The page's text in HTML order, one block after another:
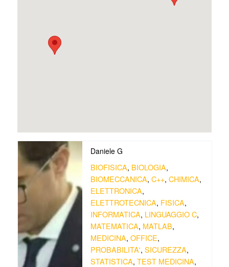
Daniele G
BIOFISICA, BIOLOGIA,
BIOMECCANICA, C++, CHIMICA,
ELETTRONICA,
ELETTROTECNICA, FISICA,
INFORMATICA, LINGUAGGIO C,
MATEMATICA, MATLAB,
MEDICINA, OFFICE,
PROBABILITA', SICUREZZA,
STATISTICA, TEST MEDICINA,